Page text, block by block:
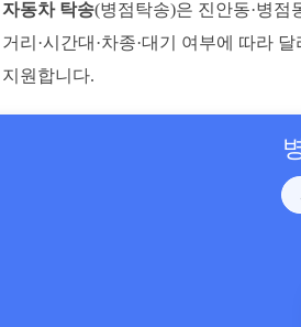
동차 탁송(병점탁송)은 진안동·병점
리·시간대·차종·대기 여부에 따라
원합니다.